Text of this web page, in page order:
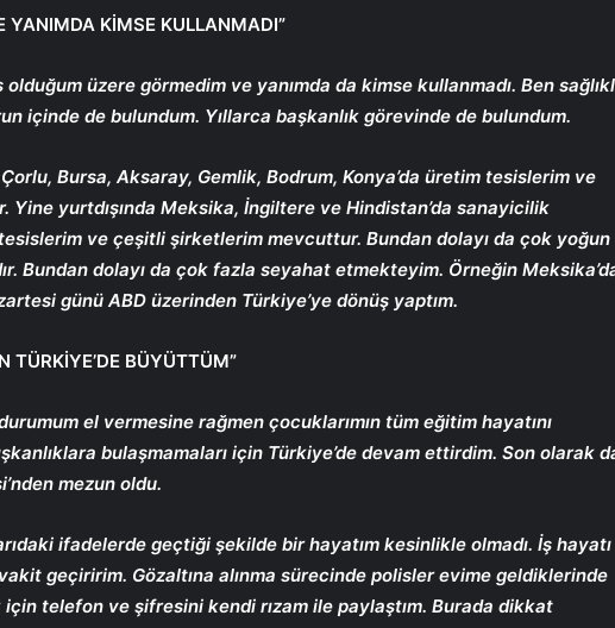
YANIMDA KİMSE KULLANMADI”
üzere görmedim ve yanımda da kimse kullanmadı. Ben
içinde de bulundum. Yıllarca başkanlık görevinde de bulundum.
Bursa, Aksaray, Gemlik, Bodrum, Konya’da üretim tesislerim ve
yurtdışında Meksika, İngiltere ve Hindistan’da sanayicilik
tesislerim ve çeşitli şirketlerim mevcuttur. Bundan dolayı da çok yoğun
Bundan dolayı da çok fazla seyahat etmekteyim. Örneğin
günü ABD üzerinden Türkiye’ye dönüş yaptım.
TÜRKİYE’DE BÜYÜTTÜM”
el vermesine rağmen çocuklarımın tüm eğitim hayatını
bulaşmamaları için Türkiye’de devam ettirdim. Son olarak
mezun oldu.
ifadelerde geçtiği şekilde bir hayatım kesinlikle olmadı. İş hayatı
geçiririm. Gözaltına alınma sürecinde polisler evime geldiklerinde
için telefon ve şifresini kendi rızam ile paylaştım. Burada dikkat